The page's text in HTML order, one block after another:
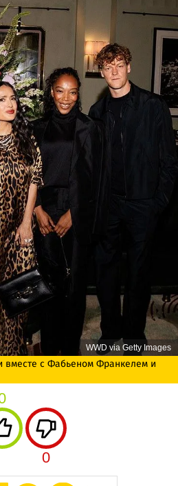
WWD via Getty Images
вместе с Фабьеном Франкелем и
0